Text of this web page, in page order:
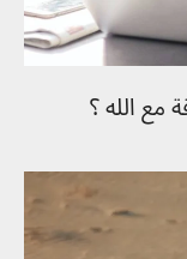
مع الله ؟